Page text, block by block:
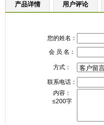
产品详情 用户评论
您的姓名：
会 员 名：
方式：
联系电话：
内容：
≤200字